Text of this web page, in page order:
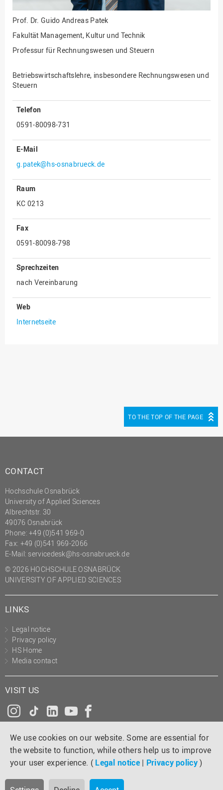
We use cookies on our website. Some are essential for
the website to function, while others help us to improve
your user experience. ( Legal notice | Privacy policy)
Forschung, Kooperation,
Drittmittel
Gebäude und Technik
Gesellschaftliches
Gleichstellungsbüro
Hochschulplanung/-
Institut für Musik
IT Service Center
Kommunikation und
Marketing
Nachhaltigkeit
Personal
Personalentwicklung
Professional School
Projekte des Präsidiums
Studium und Lehre
Prof. Dr. Guido Andreas Patek
Fakultät Management, Kultur und Technik
Professur für Rechnungswesen und Steuern
Betriebswirtschaftslehre, insbesondere Rechnungswesen und
Steuern
Telefon
0591-80098-731
E-Mail
g.patek@hs-osnabrueck.de
Raum
KC 0213
Fax
0591-80098-798
Sprechzeiten
nach Vereinbarung
Web
Internetseite
TO THE TOP OF THE PAGE
CONTACT
Hochschule Osnabrück
University of Applied Sciences
Albrechtstr. 30
49076 Osnabrück
Phone: +49 (0)541 969-0
Fax: +49 (0)541 969-2066
E-Mail: servicedesk@hs-osnabrueck.de
© 2026 HOCHSCHULE OSNABRÜCK
UNIVERSITY OF APPLIED SCIENCES
LINKS
Legal notice
Privacy policy
HS Home
Media contact
VISIT US
Instagram
Tiktok
LinkedInYouTube